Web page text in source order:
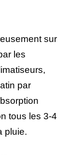
sur
les
par
tous les 3-4
pluie.